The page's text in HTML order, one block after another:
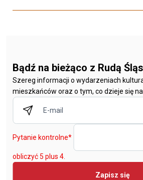
Bądź na bieżąco z Rudą
Szereg informacji o wydarzeniach
mieszkańców oraz o tym, co dzieje się
Pytanie kontrolne*
obliczyć 5 plus 4.
Zapisz się